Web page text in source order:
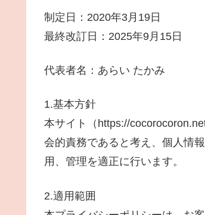
制定日：2020年3月19日
最終改訂日：2025年9月15日
代表者名：あらい たかみ
1.基本方針
本サイト（https://
会的責務であると考え、個人情
用、管理を適正に行います。
2.適用範囲